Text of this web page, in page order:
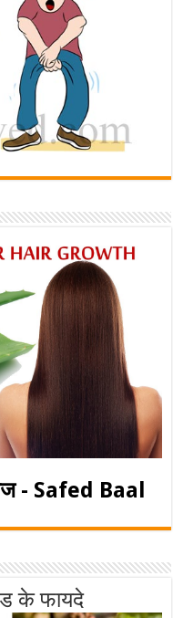
- Safed Baal
के फायदे